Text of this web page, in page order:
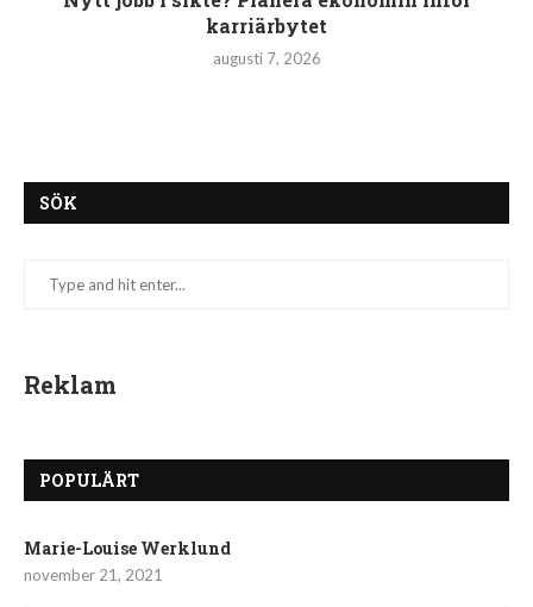
karriärbytet
augusti 7, 2026
SÖK
Reklam
POPULÄRT
Marie-Louise Werklund
november 21, 2021